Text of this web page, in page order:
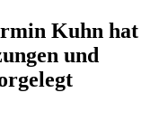
Kuhn hat
und